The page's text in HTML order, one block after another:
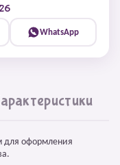
WhatsApp
для оформления